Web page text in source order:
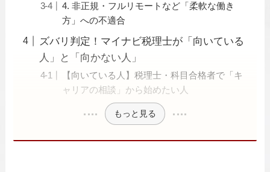
4. 非正規・フルリモートなど「柔軟な働き
方」への不適合
ズバリ判定！マイナビ税理士が「向いている
人」と「向かない人」
【向いている人】税理士・科目合格者で「キ
ャリアの相談」から始めたい人
もっと見る